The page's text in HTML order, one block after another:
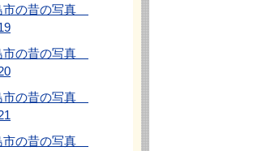
市の昔の写真
市の昔の写真
市の昔の写真
市の昔の写真